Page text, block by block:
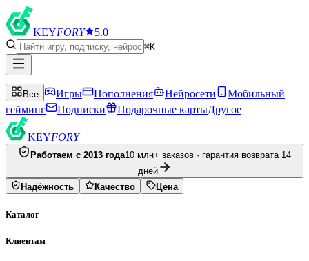
KEYFORY 5.0
⌘K
Все Игры Пополнения Нейросети
Мобильный
гейминг
Подписки Подарочные картыДругое
KEYFORY
Работаем с 2013 года10 млн+ заказов · гарантия возврата 14
дней
Надёжность
Качество Цена
Каталог
Клиентам